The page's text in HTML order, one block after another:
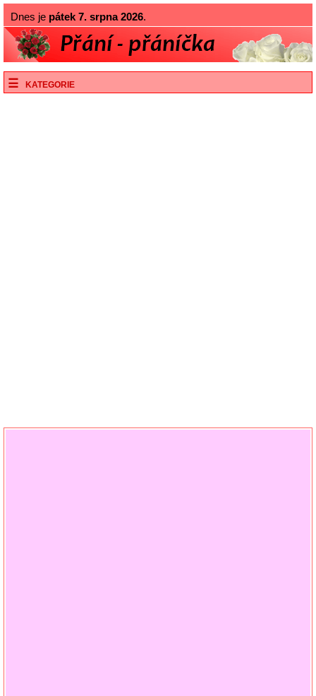
Dnes je pátek 7. srpna 2026.
KATEGORIE